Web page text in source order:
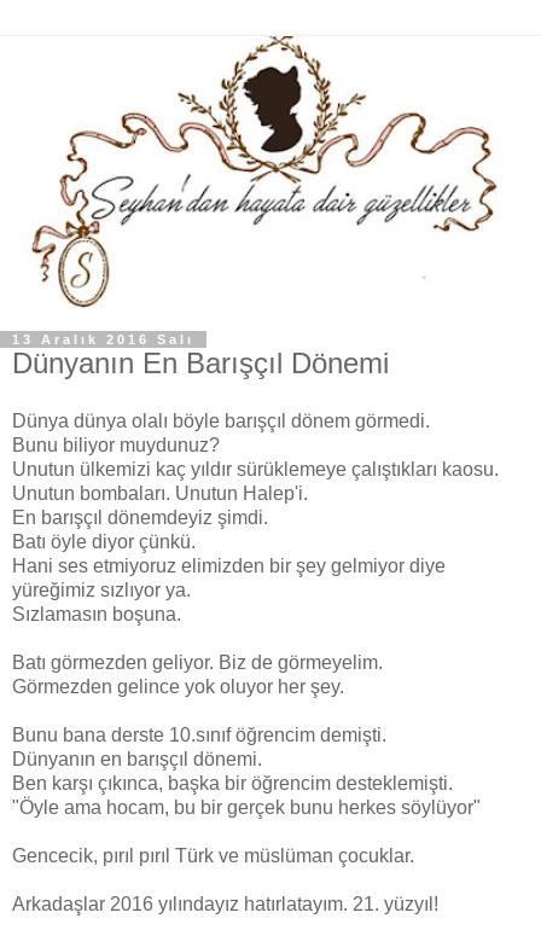
13 Aralık 2016 Salı
Dünyanın En Barışçıl Dönemi
Dünya dünya olalı böyle barışçıl dönem görmedi.
Bunu biliyor muydunuz?
Unutun ülkemizi kaç yıldır sürüklemeye çalıştıkları kaosu.
Unutun bombaları. Unutun Halep'i.
En barışçıl dönemdeyiz şimdi.
Batı öyle diyor çünkü.
Hani ses etmiyoruz elimizden bir şey gelmiyor diye
yüreğimiz sızlıyor ya.
Sızlamasın boşuna.
Batı görmezden geliyor. Biz de görmeyelim.
Görmezden gelince yok oluyor her şey.
Bunu bana derste 10.sınıf öğrencim demişti.
Dünyanın en barışçıl dönemi.
Ben karşı çıkınca, başka bir öğrencim desteklemişti.
"Öyle ama hocam, bu bir gerçek bunu herkes söylüyor"
Gencecik, pırıl pırıl Türk ve müslüman çocuklar.
Arkadaşlar 2016 yılındayız hatırlatayım. 21. yüzyıl!